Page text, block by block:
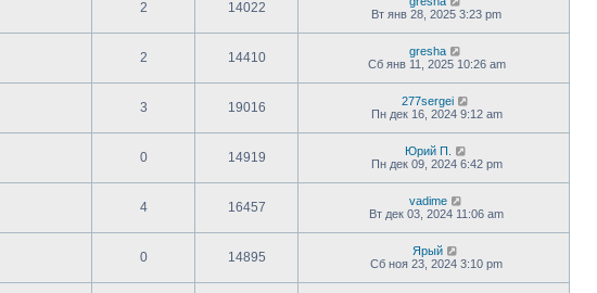
2 14022
Вт янв 28, 2025 3:23 pm
2 14410
gresha
Сб янв 11, 2025 10:26 am
3 19016
277sergei
Пн дек 16, 2024 9:12 am
0 14919
Юрий П.
Пн дек 09, 2024 6:42 pm
4 16457
vadime
Вт дек 03, 2024 11:06 am
0 14895
Ярый
Сб ноя 23, 2024 3:10 pm